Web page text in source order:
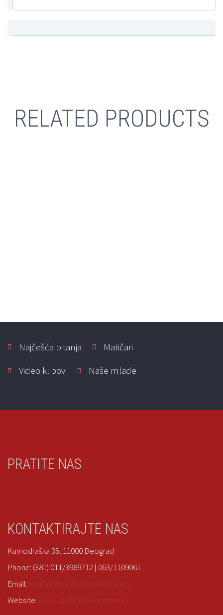
RELATED PRODUCTS
Venčanice|Eddy K
Venčanice|Eddy K
Select options
Najčešća pitanja
Matičari
Video klipovi
Naše mlade
PRATITE NAS
KONTAKTIRAJTE NAS
Kumodraška 35, 11000 Beograd
Phone: (381) 011/3989712 | 063/1109061
Email:
Website: